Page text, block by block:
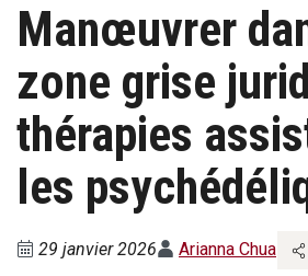
Manœuvrer
zone grise
thérapies
les
29 janvier 2026 Arianna Chua